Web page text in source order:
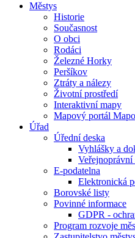
Městys
Historie
Současnost
O obci
Rodáci
Železné Horky
Peršíkov
Ztráty a nálezy
Životní prostředí
Interaktivní mapy
Mapový portál
Úřad
Úřední deska
Vyhlášky a
E-podatelna
Elektronická
Borovské listy
Povinné informace
GDPR -
Program rozvoje